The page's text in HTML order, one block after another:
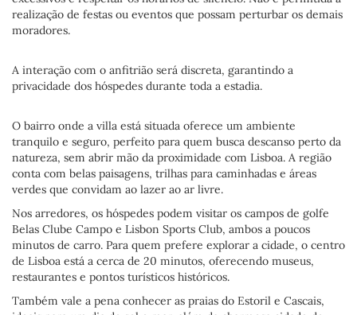
realização de festas ou eventos que possam perturbar os demais
moradores.
A interação com o anfitrião será discreta, garantindo a
privacidade dos hóspedes durante toda a estadia.
O bairro onde a villa está situada oferece um ambiente
tranquilo e seguro, perfeito para quem busca descanso perto da
natureza, sem abrir mão da proximidade com Lisboa. A região
conta com belas paisagens, trilhas para caminhadas e áreas
verdes que convidam ao lazer ao ar livre.
Nos arredores, os hóspedes podem visitar os campos de golfe
Belas Clube Campo e Lisbon Sports Club, ambos a poucos
minutos de carro. Para quem prefere explorar a cidade, o centro
de Lisboa está a cerca de 20 minutos, oferecendo museus,
restaurantes e pontos turísticos históricos.
Também vale a pena conhecer as praias do Estoril e Cascais,